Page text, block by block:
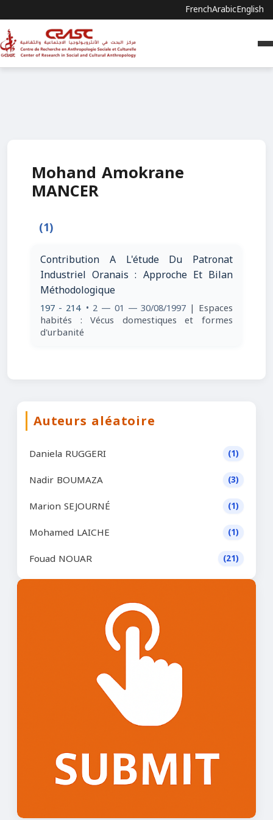
FrenchArabicEnglish
Mohand Amokrane
MANCER
(1)
Contribution A L'étude Du Patronat
Industriel Oranais : Approche Et Bilan
Méthodologique
197 - 214 • 2 — 01 — 30/08/1997 | Espaces
habités : Vécus domestiques et formes
d'urbanité
Auteurs aléatoire
Daniela RUGGERI (1)
Nadir BOUMAZA (3)
Marion SEJOURNÉ (1)
Mohamed LAICHE (1)
Fouad NOUAR (21)